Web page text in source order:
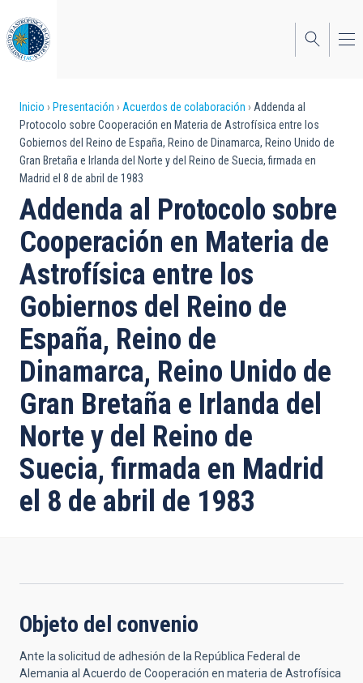
al
contenido
principal
Sobrescribir
enlaces
de
ayuda
a
la
navegación
Inicio Presentación Acuerdos de colaboración
Addenda al
Protocolo sobre Cooperación en Materia de Astrofísica entre los
Gobiernos del Reino de España, Reino de Dinamarca, Reino Unido de
Gran Bretaña e Irlanda del Norte y del Reino de Suecia, firmada en
Madrid el 8 de abril de 1983
Addenda al Protocolo sobre
Cooperación en Materia de
Astrofísica entre los
Gobiernos del Reino de
España, Reino de
Dinamarca, Reino Unido de
Gran Bretaña e Irlanda del
Norte y del Reino de
Suecia, firmada en Madrid
el 8 de abril de 1983
Objeto del convenio
Ante la solicitud de adhesión de la República Federal de
Alemania al Acuerdo de Cooperación en materia de Astrofísica